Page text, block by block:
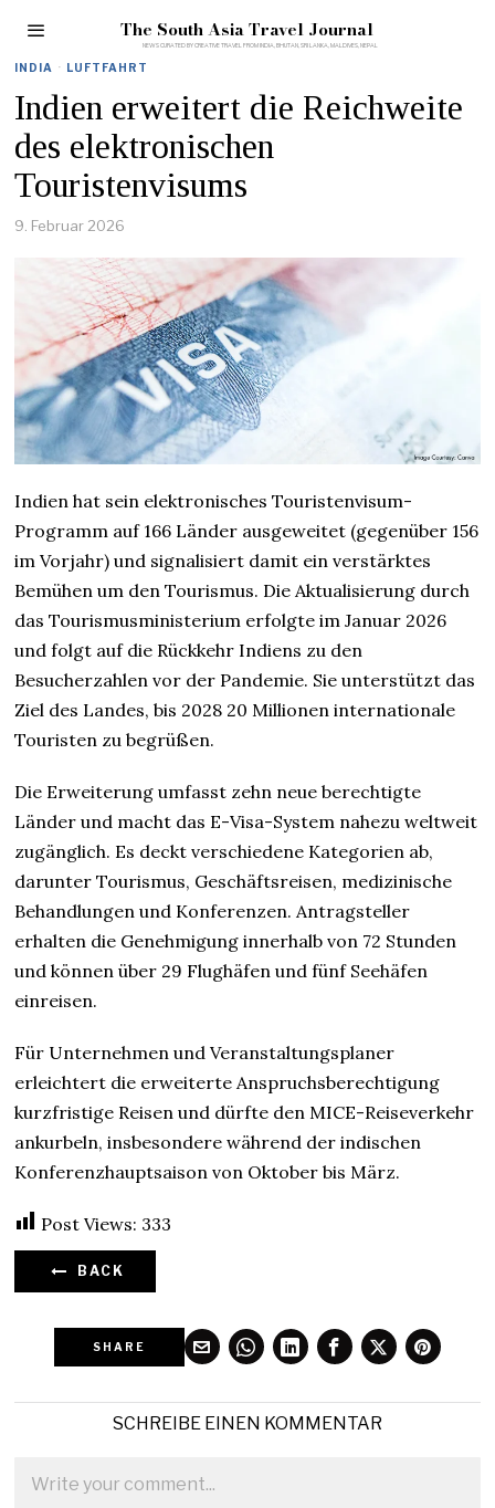
The South Asia Travel Journal
INDIA · LUFTFAHRT
Indien erweitert die Reichweite
des elektronischen
Touristenvisums
9. Februar 2026
Indien hat sein elektronisches Touristenvisum-
Programm auf 166 Länder ausgeweitet (gegenüber 156
im Vorjahr) und signalisiert damit ein verstärktes
Bemühen um den Tourismus. Die Aktualisierung durch
das Tourismusministerium erfolgte im Januar 2026
und folgt auf die Rückkehr Indiens zu den
Besucherzahlen vor der Pandemie. Sie unterstützt das
Ziel des Landes, bis 2028 20 Millionen internationale
Touristen zu begrüßen.
Die Erweiterung umfasst zehn neue berechtigte
Länder und macht das E-Visa-System nahezu weltweit
zugänglich. Es deckt verschiedene Kategorien ab,
darunter Tourismus, Geschäftsreisen, medizinische
Behandlungen und Konferenzen. Antragsteller
erhalten die Genehmigung innerhalb von 72 Stunden
und können über 29 Flughäfen und fünf Seehäfen
einreisen.
Für Unternehmen und Veranstaltungsplaner
erleichtert die erweiterte Anspruchsberechtigung
kurzfristige Reisen und dürfte den MICE-Reiseverkehr
ankurbeln, insbesondere während der indischen
Konferenzhauptsaison von Oktober bis März.
Post Views: 333
BACK
SHARE
SCHREIBE EINEN KOMMENTAR